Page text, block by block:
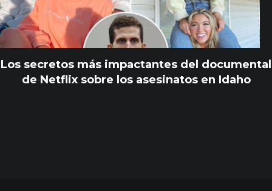
Los secretos más impactantes del documental
de Netflix sobre los asesinatos en Idaho